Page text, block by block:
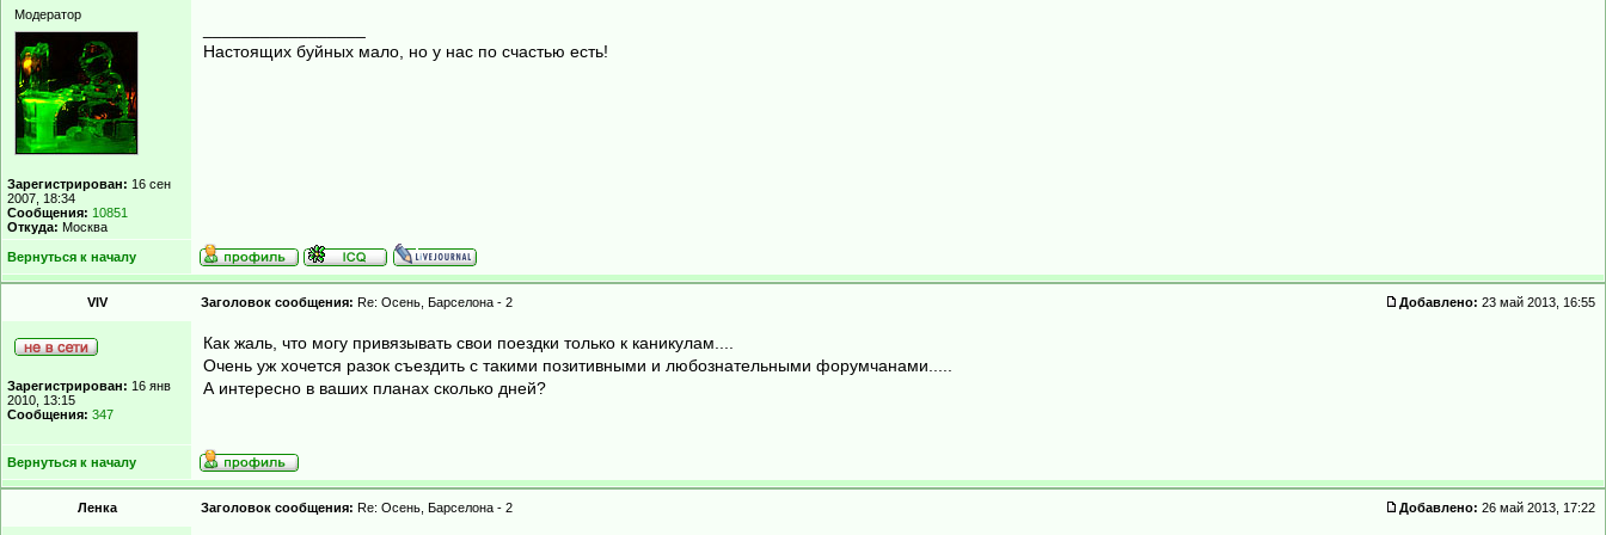
Модератор
Зарегистрирован: 16 сен
2007, 18:34
Сообщения: 10851
Откуда: Москва
Настоящих буйных мало, но у нас по счастью есть!
Вернуться к началу
VIV Заголовок сообщения: Re: Осень, Барселона - 2 Добавлено: 23 май 2013, 16:55
Зарегистрирован: 16 янв
2010, 13:15
Сообщения: 347
Как жаль, что могу привязывать свои поездки только к каникулам....
Очень уж хочется разок съездить с такими позитивными и любознательными форумчанами.....
А интересно в ваших планах сколько дней?
Вернуться к началу
Ленка Заголовок сообщения: Re: Осень, Барселона - 2 Добавлено: 26 май 2013, 17:22